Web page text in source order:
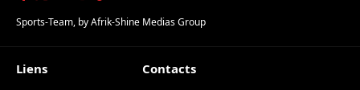
Sports-Team, byAfrik-Shine Medias Group
Liens
Contacts